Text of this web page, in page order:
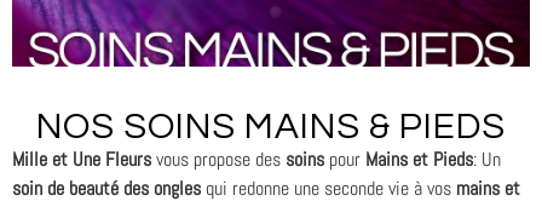
NOS SOINS MAINS & PIEDS
Mille et Une Fleursvous propose des soins pour Mains et Pieds: Un
soin de beauté des ongles qui redonne une seconde vie à vos mains et